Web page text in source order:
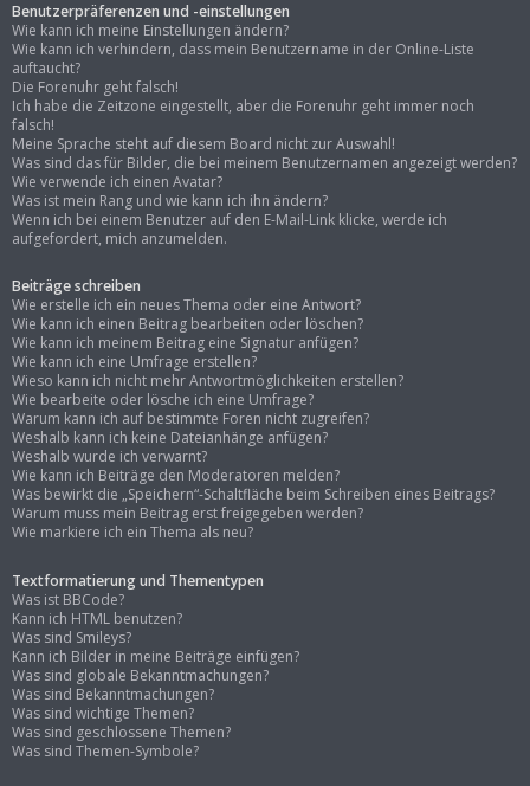
Benutzerpräferenzen und -einstellungen
Wie kann ich meine Einstellungen ändern?
Wie kann ich verhindern, dass mein Benutzername in der Online-Liste
auftaucht?
Die Forenuhr geht falsch!
Ich habe die Zeitzone eingestellt, aber die Forenuhr geht immer noch
falsch!
Meine Sprache steht auf diesem Board nicht zur Auswahl!
Was sind das für Bilder, die bei meinem Benutzernamen angezeigt werden?
Wie verwende ich einen Avatar?
Was ist mein Rang und wie kann ich ihn ändern?
Wenn ich bei einem Benutzer auf den E-Mail-Link klicke, werde ich
aufgefordert, mich anzumelden.
Beiträge schreiben
Wie erstelle ich ein neues Thema oder eine Antwort?
Wie kann ich einen Beitrag bearbeiten oder löschen?
Wie kann ich meinem Beitrag eine Signatur anfügen?
Wie kann ich eine Umfrage erstellen?
Wieso kann ich nicht mehr Antwortmöglichkeiten erstellen?
Wie bearbeite oder lösche ich eine Umfrage?
Warum kann ich auf bestimmte Foren nicht zugreifen?
Weshalb kann ich keine Dateianhänge anfügen?
Weshalb wurde ich verwarnt?
Wie kann ich Beiträge den Moderatoren melden?
Was bewirkt die „Speichern“-Schaltfläche beim Schreiben eines Beitrags?
Warum muss mein Beitrag erst freigegeben werden?
Wie markiere ich ein Thema als neu?
Textformatierung und Thementypen
Was ist BBCode?
Kann ich HTML benutzen?
Was sind Smileys?
Kann ich Bilder in meine Beiträge einfügen?
Was sind globale Bekanntmachungen?
Was sind Bekanntmachungen?
Was sind wichtige Themen?
Was sind geschlossene Themen?
Was sind Themen-Symbole?